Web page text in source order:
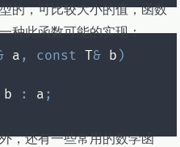
的，可比较大小的值，函数
种此函数可能的实现：
a , const T& b )
b : a ;
，还有一些常用的数学函